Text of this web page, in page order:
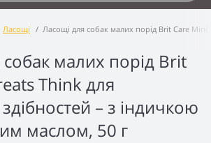
Ласощі Ласощі для собак малих порід Brit Care Mini
малих порід Brit
Think для
– з індичкою
маслом, 50 г